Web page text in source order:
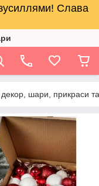
Слава
шари, прикраси